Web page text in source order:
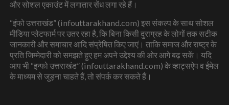
और सोशल एकाउंट में लगातार सेंध लगा रहे हैं।
“इंफो उत्तराखंड” (infouttarakhand.com) इस संकल्प के साथ सोशल
मीडिया प्लेटफार्म पर उतर रहा है, कि बिना किसी दुराग्रह के लोगों तक सटीक
जानकारी और समाचार आदि संप्रेषित किए जाएं। ताकि समाज और राष्ट्र के
प्रति जिम्मेदारी को समझते हुए हम अपने उद्देश्य की ओर आगे बढ़ सकें। यदि
आप भी “इन्फो उत्तराखंड” (infouttarakhand.com) के व्हाट्सऐप व ईमेल
के माध्यम से जुड़ना चाहते हैं, तो संपर्क कर सकते हैं।